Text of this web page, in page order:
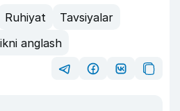
Ruhiyat
Tavsiyalar
anglash